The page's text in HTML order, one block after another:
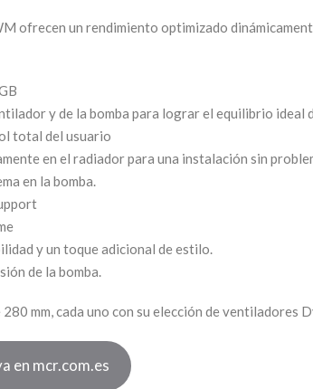
ofrecen un rendimiento optimizado
y de la bomba para lograr el equilibrio
total del usuario
en el radiador para una instalación sin
en la bomba.
y un toque adicional de estilo.
de la bomba.
mm, cada uno con su elección de ventiladores
en mcr.com.es